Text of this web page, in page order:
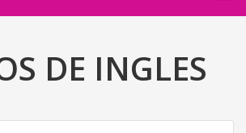
DE INGLES